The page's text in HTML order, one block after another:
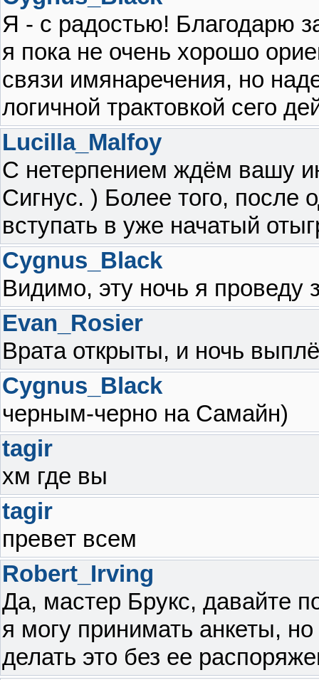
Я - с радостью! Благодарю
я пока не очень хорошо
связи имянаречения, но
логичной трактовкой сего
Lucilla_Malfoy
С нетерпением ждём вашу
Сигнус. ) Более того, после
вступать в уже начатый
Cygnus_Black
Видимо, эту ночь я проведу
Evan_Rosier
Врата открыты, и ночь
Cygnus_Black
черным-черно на Самайн)
tagir
хм где вы
tagir
превет всем
Robert_Irving
Да, мастер Брукс, давайте
я могу принимать анкеты,
делать это без ее